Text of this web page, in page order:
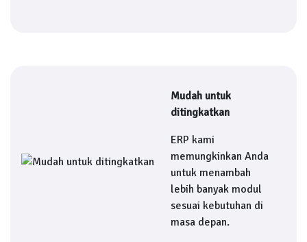
Mudah untuk
ditingkatkan
ERP kami
memungkinkan Anda
untuk menambah
lebih banyak modul
sesuai kebutuhan di
masa depan.